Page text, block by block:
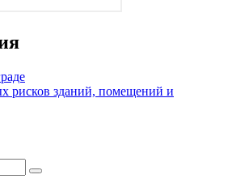
рисков зданий, помещений и